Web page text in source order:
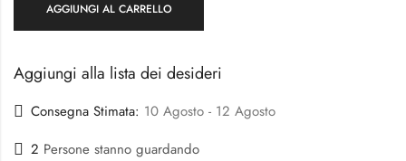
AGGIUNGI AL CARRELLO
Aggiungi alla lista dei desideri
Consegna Stimata: 10 Agosto - 12 Agosto
2 Persone stanno guardando